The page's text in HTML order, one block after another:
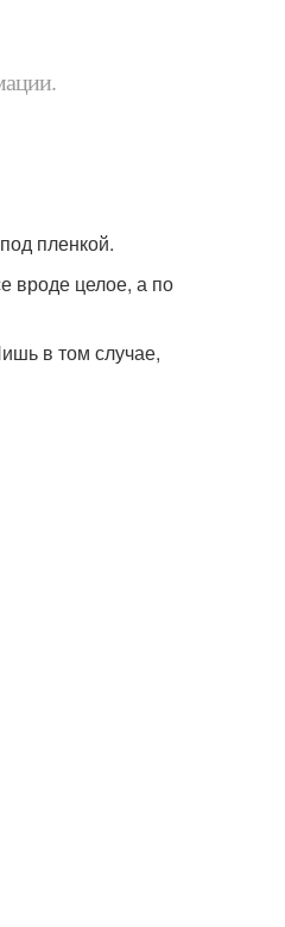
пленкой.
вроде целое, а по
в том случае,